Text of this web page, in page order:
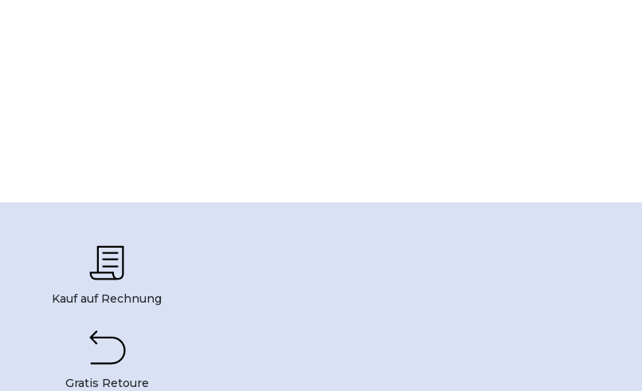
Kauf auf Rechnung
Gratis Retoure